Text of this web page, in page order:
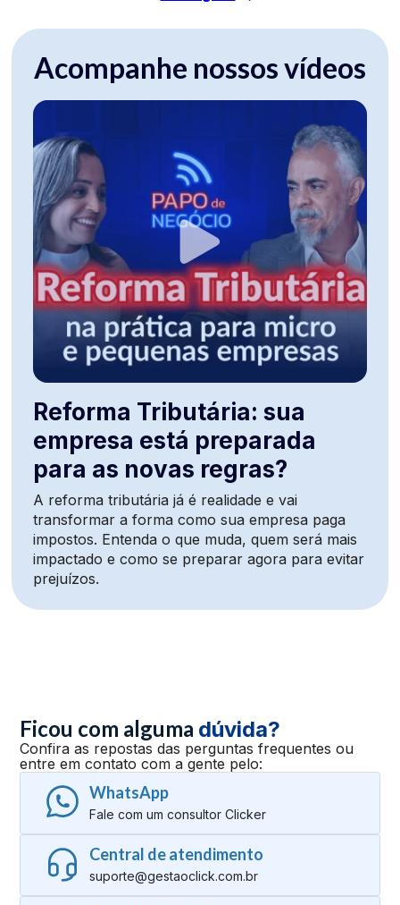
Acompanhe nossos vídeos
Reforma Tributária: sua
empresa está preparada
para as novas regras?
A reforma tributária já é realidade e vai
transformar a forma como sua empresa paga
impostos. Entenda o que muda, quem será mais
impactado e como se preparar agora para evitar
prejuízos.
Ficou com alguma dúvida?
Confira as repostas das perguntas frequentes ou
entre em contato com a gente pelo:
WhatsApp
Fale com um consultor Clicker
Central de atendimento
suporte@gestaoclick.com.br